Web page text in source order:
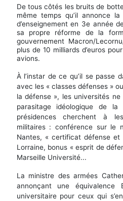
De tous côtés les bruits de
même temps qu’il annonce
d’enseignement en 3e année
sa propre réforme de la
gouvernement Macron/
plus de 10 milliards d’euros
avions.
À l’instar de ce qu’il se passe
avec les « classes défenses »
la défense », les universités
parasitage idéologique de la
présidences cherchent à
militaires : conférence sur le
Nantes, « certificat défense et
Lorraine, bonus « esprit de
Marseille Université...
La ministre des armées
annonçant une équivalence
universitaire pour ceux qui